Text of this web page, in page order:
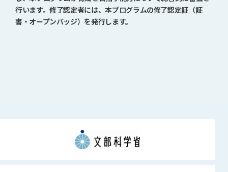
行います。修了認定者には、本プログラムの修了認定証（証
書・オープンバッジ）を発行します。